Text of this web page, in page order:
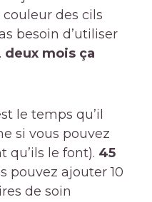
des cils
besoin d’utiliser
deux mois ça
le temps qu’il
si vous pouvez
qu’ils le font). 45
pouvez ajouter 10
de soin